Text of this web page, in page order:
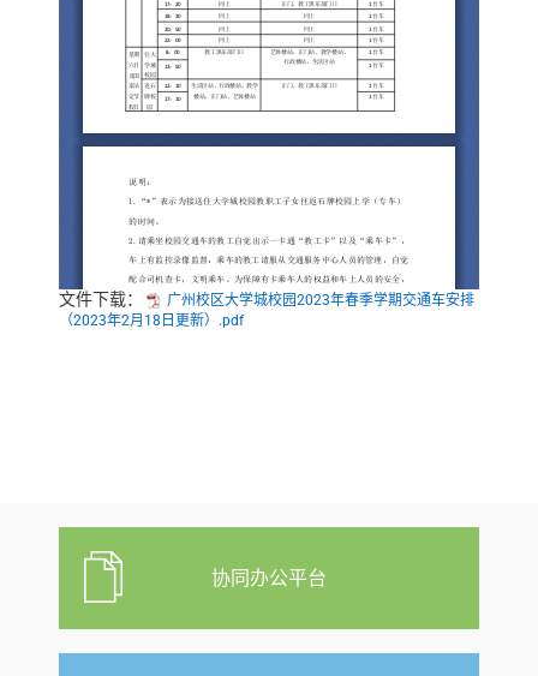
文件下载：
广州校区大学城校园2023年春季学期交通车安排
（2023年2月18日更新）.pdf
协同办公平台